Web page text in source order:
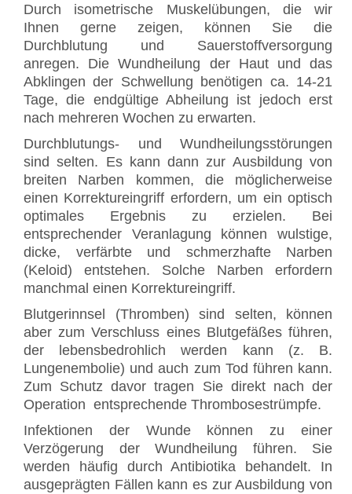
Durch isometrische Muskelübungen, die wir
Ihnen gerne zeigen, können Sie die
Durchblutung und Sauerstoffversorgung
anregen. Die Wundheilung der Haut und das
Abklingen der Schwellung benötigen ca. 14-21
Tage, die endgültige Abheilung ist jedoch erst
nach mehreren Wochen zu erwarten.
Durchblutungs- und Wundheilungsstörungen
sind selten. Es kann dann zur Ausbildung von
breiten Narben kommen, die möglicherweise
einen Korrektureingriff erfordern, um ein optisch
optimales Ergebnis zu erzielen. Bei
entsprechender Veranlagung können wulstige,
dicke, verfärbte und schmerzhafte Narben
(Keloid) entstehen. Solche Narben erfordern
manchmal einen Korrektureingriff.
Blutgerinnsel (Thromben) sind selten, können
aber zum Verschluss eines Blutgefäßes führen,
der lebensbedrohlich werden kann (z. B.
Lungenembolie) und auch zum Tod führen kann.
Zum Schutz davor tragen Sie direkt nach der
Operation entsprechende Thrombosestrümpfe.
Infektionen der Wunde können zu einer
Verzögerung der Wundheilung führen. Sie
werden häufig durch Antibiotika behandelt. In
ausgeprägten Fällen kann es zur Ausbildung von